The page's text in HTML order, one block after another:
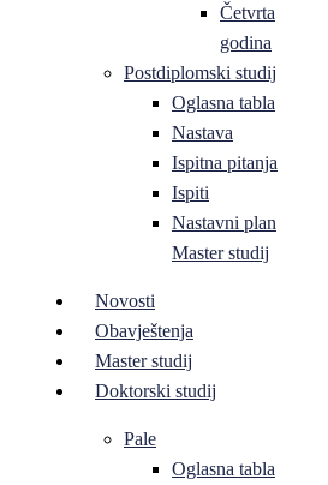
Četvrta
godina
Postdiplomski studij
Oglasna tabla
Nastava
Ispitna pitanja
Ispiti
Nastavni plan
Master studij
Novosti
Obavještenja
Master studij
Doktorski studij
Pale
Oglasna tabla